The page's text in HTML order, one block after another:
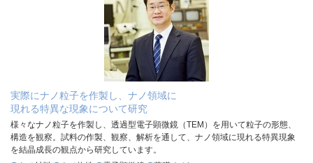
実際にナノ粒子を作製し、ナノ領域に
現れる特異な現象について研究
様々なナノ粒子を作製し、透過型電子顕微鏡（TEM）を用いて粒子の形態、
構造を観察。試料の作製、観察、解析を通して、ナノ領域に現れる特異現象
を結晶成長の観点から研究しています。